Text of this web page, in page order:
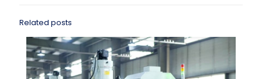
Related posts